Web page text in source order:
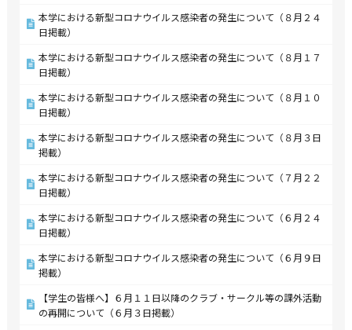
本学における新型コロナウイルス感染者の発生について（８月２４
日掲載）
本学における新型コロナウイルス感染者の発生について（８月１７
日掲載）
本学における新型コロナウイルス感染者の発生について（８月１０
日掲載）
本学における新型コロナウイルス感染者の発生について（８月３日
掲載）
本学における新型コロナウイルス感染者の発生について（７月２２
日掲載）
本学における新型コロナウイルス感染者の発生について（６月２４
日掲載）
本学における新型コロナウイルス感染者の発生について（６月９日
掲載）
【学生の皆様へ】６月１１日以降のクラブ・サークル等の課外活動
の再開について（６月３日掲載）